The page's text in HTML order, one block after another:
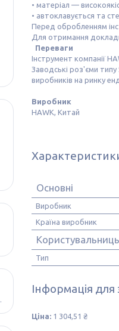
• матеріал —
• автоклавується та
Перед обробленням
Для отримання
Переваги
Інструмент компанії
Заводські роз'єми типу
виробників на ринку
Виробник
HAWK, Китай
Основні
Виробник
Країна виробник
Тип
Інформація
Ціна: 1 304,51 ₴